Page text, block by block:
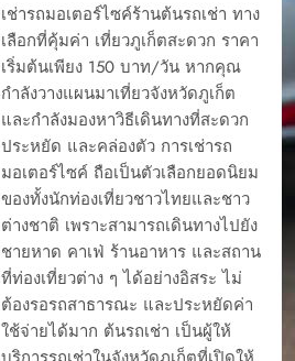
เช่ารถมอเตอร์ไซค์ร้านต้นรถเช่า ทาง
เลือกที่คุ้มค่า เที่ยวภูเก็ตสะดวก ราคา
เริ่มต้นเพียง 150 บาท/วัน หากคุณ
กำลังวางแผนมาเที่ยวจังหวัดภูเก็ต
และกำลังมองหาวิธีเดินทางที่สะดวก
ประหยัด และคล่องตัว การเช่ารถ
มอเตอร์ไซค์ ถือเป็นตัวเลือกยอดนิยม
ของทั้งนักท่องเที่ยวชาวไทยและชาว
ต่างชาติ เพราะสามารถเดินทางไปยัง
ชายหาด คาเฟ่ ร้านอาหาร และสถาน
ที่ท่องเที่ยวต่าง ๆ ได้อย่างอิสระ ไม่
ต้องรอรถสาธารณะ และประหยัดค่า
ใช้จ่ายได้มาก ต้นรถเช่า เป็นผู้ให้